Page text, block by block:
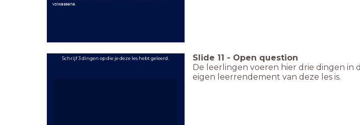
volwassene.
Schrijf 3 dingen op die je deze les hebt geleerd. Slide 11 - Open question
De leerlingen voeren hier drie dingen in
eigen leerrendement van deze les is.